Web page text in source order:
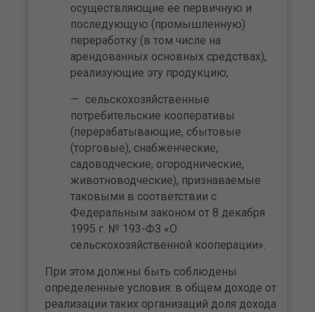
осуществляющие ее первичную и
последующую (промышленную)
переработку (в том числе на
арендованных основных средствах),
реализующие эту продукцию;
сельскохозяйственные
потребительские кооперативы
(перерабатывающие, сбытовые
(торговые), снабженческие,
садоводческие, огороднические,
животноводческие), признаваемые
таковыми в соответствии с
Федеральным законом от 8 декабря
1995 г. № 193-ФЗ «О
сельскохозяйственной кооперации».
При этом должны быть соблюдены
определенные условия: в общем доходе от
реализации таких организаций доля дохода